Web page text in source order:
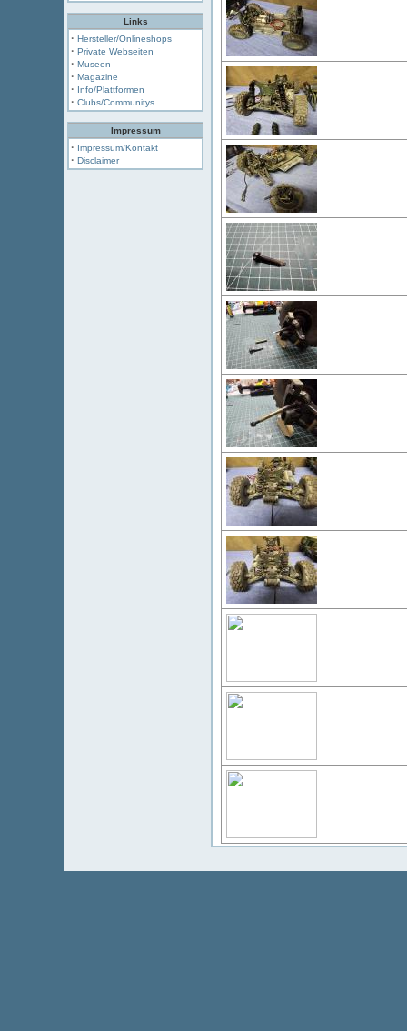
Links
· Hersteller/Onlineshops
· Private Webseiten
· Museen
· Magazine
· Info/Plattformen
· Clubs/Communitys
Impressum
· Impressum/Kontakt
· Disclaimer